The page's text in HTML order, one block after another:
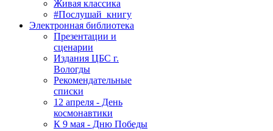
Живая классика
#Послушай_книгу
Электронная библиотека
Презентации и
сценарии
Издания ЦБС г.
Вологды
Рекомендательные
списки
12 апреля - День
космонавтики
К 9 мая - Дню Победы